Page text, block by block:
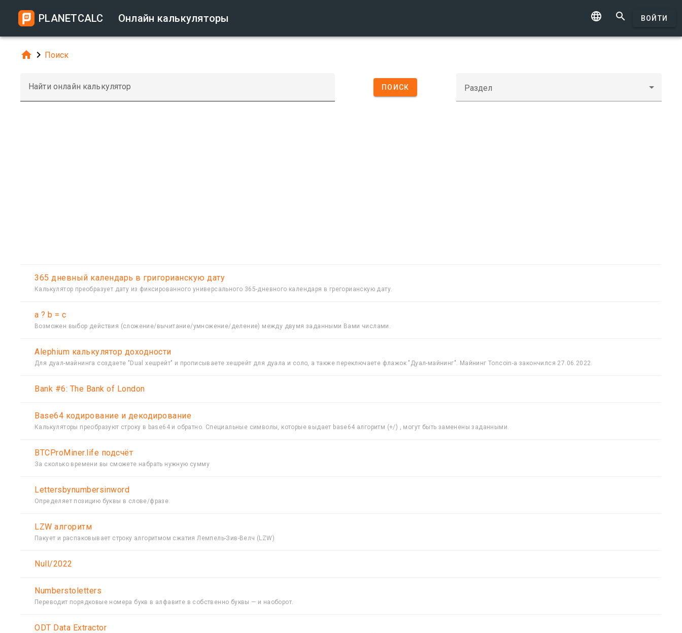
PLANETCALC Онлайн калькуляторы   ВОЙТИ
  Поиск
Найти онлайн калькулятор ПОИСК Раздел
365 дневный календарь в григорианскую дату
Калькулятор преобразует дату из фиксированного универсального 365-дневного календаря в грегорианскую дату.
a ? b = c
Возможен выбор действия (сложение/вычитание/умножение/деление) между двумя заданными Вами числами.
Alephium калькулятор доходности
Для дуал-майнинга создаете "Dual хешрейт" и прописываете хешрейт для дуала и соло, а также переключаете флажок "Дуал-майнинг". Майнинг Toncoin-а закончился 27.06.2022.
Bank #6: The Bank of London
Base64 кодирование и декодирование
Калькуляторы преобразуют строку в base64 и обратно. Специальные символы, которые выдает base64 алгоритм (+/) , могут быть заменены заданными.
BTCProMiner.life подсчёт
За сколько времени вы сможете набрать нужную сумму
Lettersbynumbersinword
Определяет позицию буквы в слове/фразе.
LZW алгоритм
Пакует и распаковывает строку алгоритмом сжатия Лемпель-Зив-Велч (LZW)
Null/2022
Numberstoletters
Переводит порядковые номера букв в алфавите в собственно буквы — и наоборот.
ODT Data Extractor